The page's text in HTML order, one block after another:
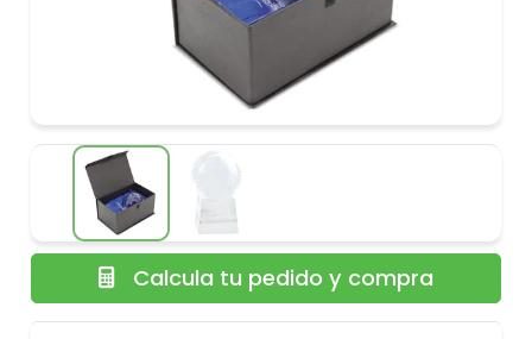
Calcula tu pedido y compra